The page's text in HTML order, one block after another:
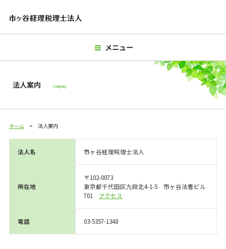
メニュー
法人案内 Company
ホーム 法人案内
法人名 市ヶ谷経理税理士法人
所在地
〒102-0073
東京都千代田区九段北4-1-5 市ヶ谷法曹ビル
701 アクセス
電話 03-5357-1348